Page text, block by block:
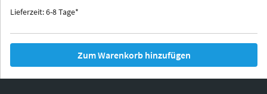
Iowa
Lieferzeit: 6-8 Tage*
Zum Warenkorb hinzufügen